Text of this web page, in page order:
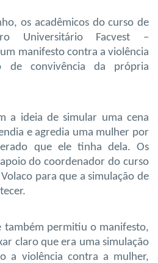
os acadêmicos do curso de
Universitário Facvest –
manifesto contra a violência
convivência da própria
a ideia de simular uma cena
e agredia uma mulher por
que ele tinha dela. Os
do coordenador do curso
para que a simulação de
também permitiu o manifesto,
claro que era uma simulação
a violência contra a mulher,